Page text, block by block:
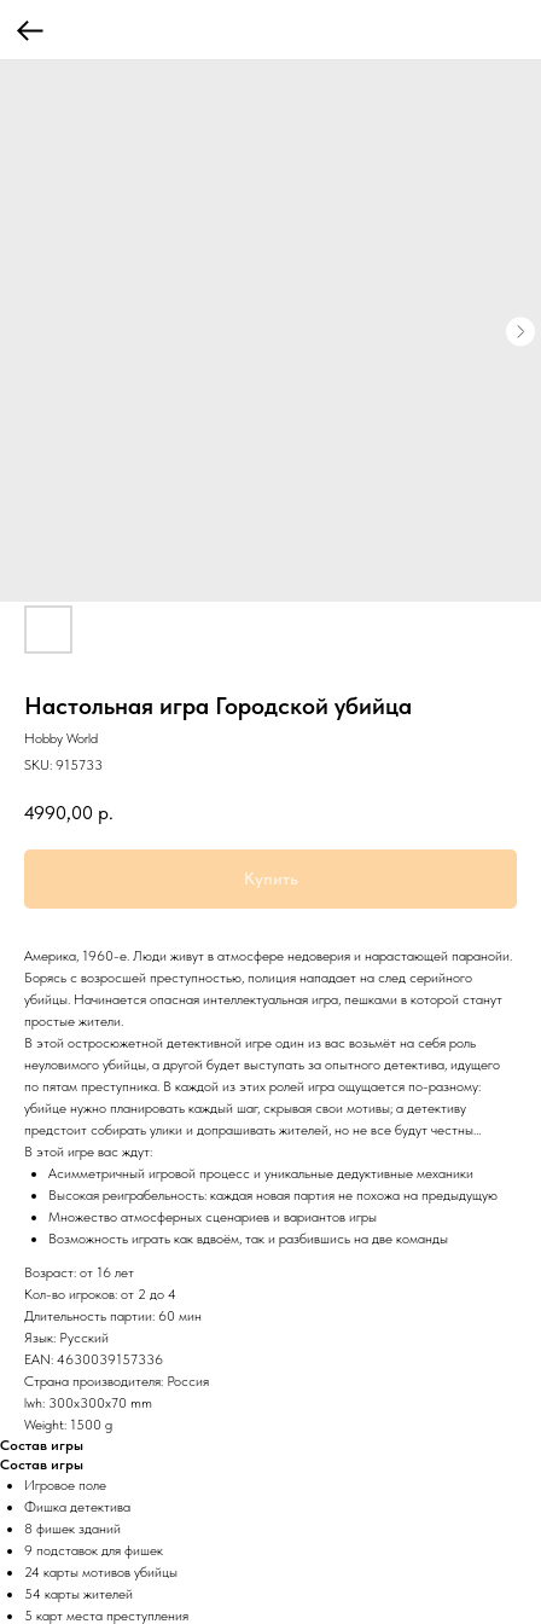
Настольная игра Городской убийца
Hobby World
SKU: 915733
4990,00 р.
Купить
Америка, 1960-е. Люди живут в атмосфере недоверия и нарастающей паранойи.
Борясь с возросшей преступностью, полиция нападает на след серийного
убийцы. Начинается опасная интеллектуальная игра, пешками в которой станут
простые жители.
В этой остросюжетной детективной игре один из вас возьмёт на себя роль
неуловимого убийцы, а другой будет выступать за опытного детектива, идущего
по пятам преступника. В каждой из этих ролей игра ощущается по-разному:
убийце нужно планировать каждый шаг, скрывая свои мотивы; а детективу
предстоит собирать улики и допрашивать жителей, но не все будут честны…
В этой игре вас ждут:
Асимметричный игровой процесс и уникальные дедуктивные механики
Высокая реиграбельность: каждая новая партия не похожа на предыдущую
Множество атмосферных сценариев и вариантов игры
Возможность играть как вдвоём, так и разбившись на две команды
Возраст: от 16 лет
Кол-во игроков: от 2 до 4
Длительность партии: 60 мин
Язык: Русский
EAN: 4630039157336
Страна производителя: Россия
lwh: 300x300x70 mm
Weight: 1500 g
Состав игры
Состав игры
Игровое поле
Фишка детектива
8 фишек зданий
9 подставок для фишек
24 карты мотивов убийцы
54 карты жителей
5 карт места преступления